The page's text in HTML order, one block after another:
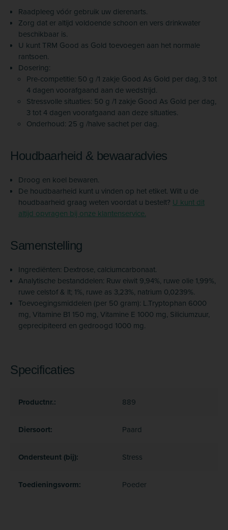
Raadpleeg vóór gebruik uw dierenarts.
Zorg dat er altijd voldoende schoon en vers drinkwater
beschikbaar is.
U kunt TRM Good as Gold toevoegen aan het normale
rantsoen.
Dosering:
Pre-competitie: 50 g /1 zakje Good As Gold per dag, 3 tot
4 dagen voorafgaand aan de wedstrijd.
Stressvolle situaties: 50 g /1 zakje Good As Gold per dag,
3 tot 4 dagen voorafgaand aan deze situaties.
Onderhoud: 25 g /halve sachet per dag.
Houdbaarheid & bewaaradvies
Droog en koel bewaren.
De houdbaarheid kunt u vinden op het etiket. Wilt u de
houdbaarheid graag weten voordat u bestelt? U kunt dit
altijd opvragen bij onze klantenservice.
Samenstelling
Ingrediënten: Dextrose, calciumcarbonaat.
Analytische bestanddelen: Ruw eiwit 9,94%, ruwe olie 1,99%,
ruwe celstof & lt; 1%, ruwe as 3,23%, natrium 0,0239%.
Toevoegingsmiddelen (per 50 gram): L.Tryptophan 6000
mg, Vitamine B1 150 mg, Vitamine E 1000 mg, Siliciumzuur,
geprecipiteerd en gedroogd 1000 mg.
Specificaties
Productnr.: 889
Diersoort: Paard
Ondersteunt (bij): Stress
Toedieningsvorm: Poeder